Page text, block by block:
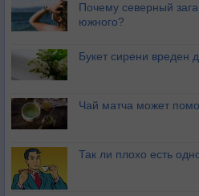
Почему северный
южного?
Букет сирени вреден
Чай матча может
Так ли плохо есть